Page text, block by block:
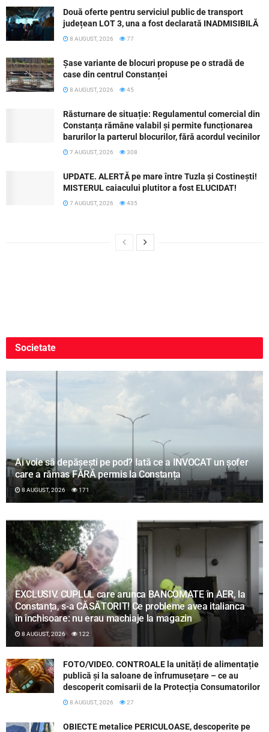
Două oferte pentru serviciul public de transport
județean LOT 3, una a fost declarată INADMISIBILĂ
8 AUGUST, 2026 77
Șase variante de blocuri propuse pe o stradă de
case din centrul Constanței
8 AUGUST, 2026 45
Răsturnare de situație: Regulamentul comercial din
Constanța rămâne valabil și permite funcționarea
barurilor la parterul blocurilor, fără acordul vecinilor
7 AUGUST, 2026 308
UPDATE. ALERTĂ pe mare între Tuzla și Costinești!
MISTERUL caiacului plutitor a fost ELUCIDAT!
7 AUGUST, 2026 435
Societate
Ai voie să depășești pe pod? Iată ce a INVOCAT un șofer
care a rămas FĂRĂ permis la Constanța
8 AUGUST, 2026 171
EXCLUSIV. CUPLUL care arunca BANCOMATE în AER, la
Constanța, s-a CĂSĂTORIT! Ce probleme avea italianca
în închisoare: nu erau machiaje la magazin
8 AUGUST, 2026 122
FOTO/VIDEO. CONTROALE la unități de alimentație
publică și la saloane de înfrumusețare – ce au
descoperit comisarii de la Protecția Consumatorilor
8 AUGUST, 2026 27
OBIECTE metalice PERICULOASE, descoperite pe